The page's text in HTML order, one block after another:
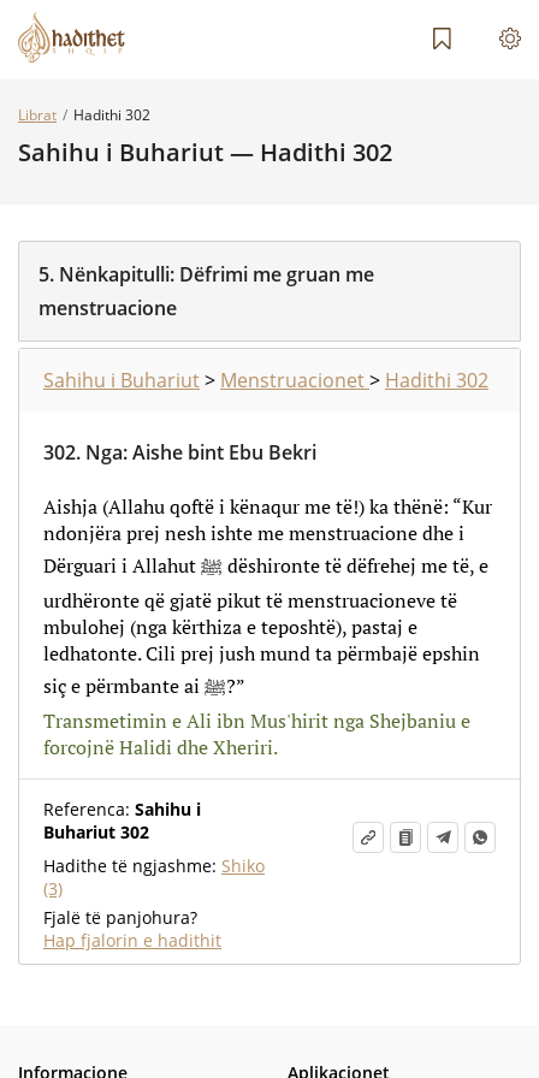
Librat Hadithi 302
Sahihu i Buhariut — Hadithi 302
5. Nënkapitulli: Dëfrimi me gruan me
menstruacione
Sahihu i Buhariut> Menstruacionet> Hadithi 302
302. Nga:Aishe bint Ebu Bekri
Aishja (Allahu qoftë i kënaqur me të!) ka thënë: “Kur
ndonjëra prej nesh ishte me menstruacione dhe i
Dërguari i Allahut ﷺ dëshironte të dëfrehej me të, e
urdhëronte që gjatë pikut të menstruacioneve të
mbulohej (nga kërthiza e teposhtë), pastaj e
ledhatonte. Cili prej jush mund ta përmbajë epshin
siç e përmbante ai ﷺ?”
Transmetimin e Ali ibn Mus'hirit nga Shejbaniu e
forcojnë Halidi dhe Xheriri.
Referenca: Sahihu i
Buhariut 302
Hadithe të ngjashme: Shiko
(3)
Fjalë të panjohura?
Hap fjalorin e hadithit
Informacione Aplikacionet